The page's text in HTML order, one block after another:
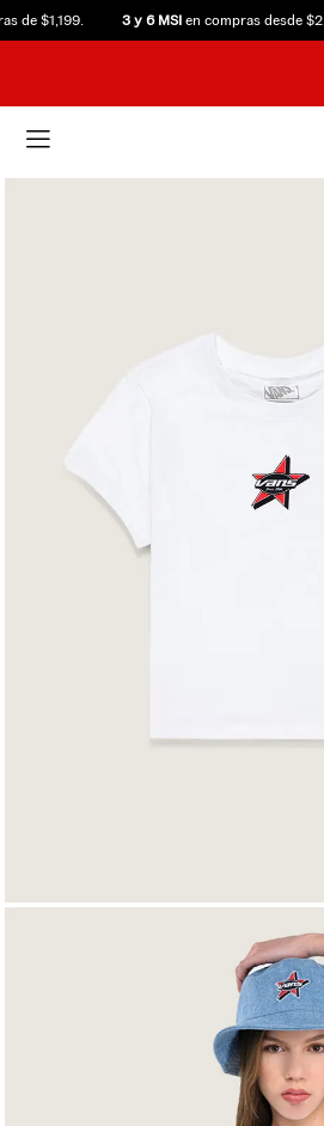
3 y 6 MSIen compras desde $2,599.